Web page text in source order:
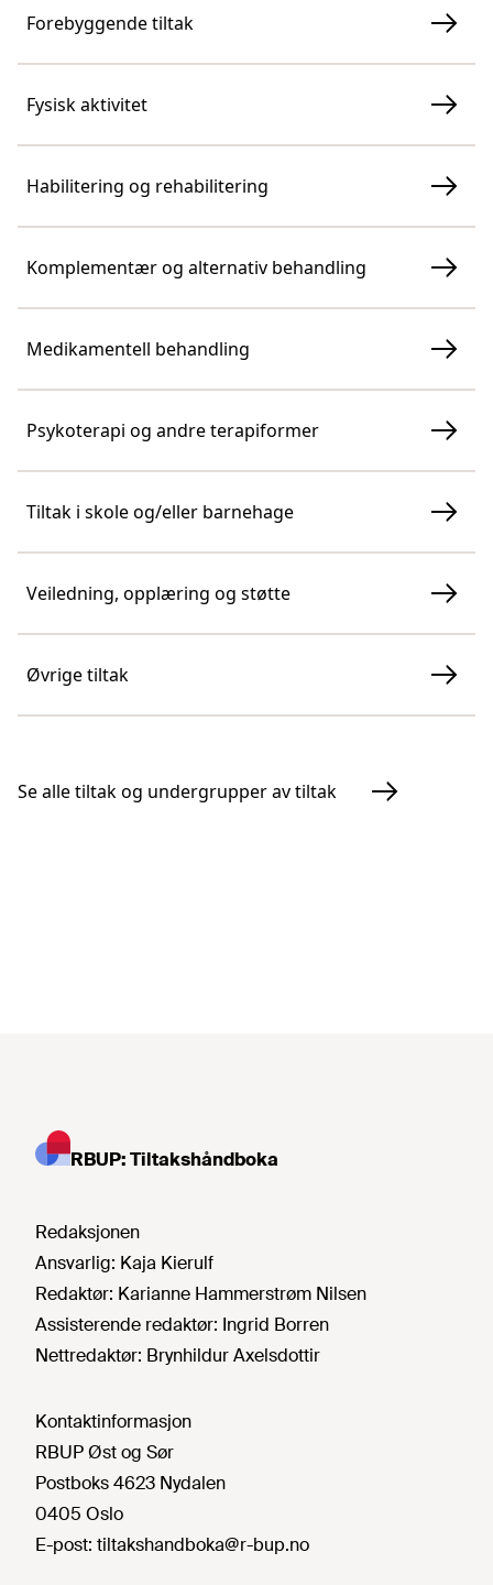
Forebyggende tiltak
Fysisk aktivitet
Habilitering og rehabilitering
Komplementær og alternativ behandling
Medikamentell behandling
Psykoterapi og andre terapiformer
Tiltak i skole og/eller barnehage
Veiledning, opplæring og støtte
Øvrige tiltak
Se alle tiltak og undergrupper av tiltak
RBUP: Tiltakshåndboka
Redaksjonen
Ansvarlig: Kaja Kierulf
Redaktør: Karianne Hammerstrøm Nilsen
Assisterende redaktør: Ingrid Borren
Nettredaktør: Brynhildur Axelsdottir
Kontaktinformasjon
RBUP Øst og Sør
Postboks 4623 Nydalen
0405 Oslo
E-post: tiltakshandboka@r-bup.no